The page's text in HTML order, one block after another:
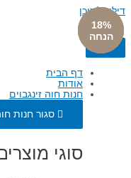
דילוג לתוכן
דף הבית
אודות
חנות חוה זינגבוים
סגור חנות
סוגי
18%
הנחה
18%
הנחה
18%
הנחה